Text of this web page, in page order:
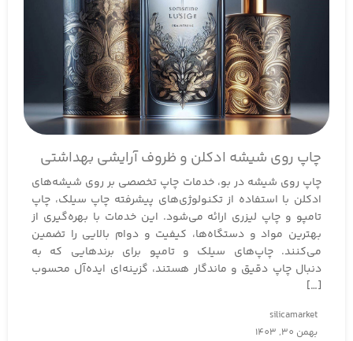
چاپ روی شیشه ادکلن و ظروف آرایشی بهداشتی
چاپ روی شیشه در بو، خدمات چاپ تخصصی بر روی شیشه‌های
ادکلن با استفاده از تکنولوژی‌های پیشرفته چاپ سیلک، چاپ
تامپو و چاپ لیزری ارائه می‌شود. این خدمات با بهره‌گیری از
بهترین مواد و دستگاه‌ها، کیفیت و دوام بالایی را تضمین
می‌کنند. چاپ‌های سیلک و تامپو برای برندهایی که به
دنبال چاپ دقیق و ماندگار هستند، گزینه‌ای ایده‌آل محسوب
[…]
silicamarket
بهمن 30, 1403